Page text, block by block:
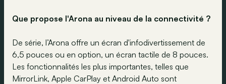
Que propose l'Arona au niveau de la connectivité ?
De série, l’Arona offre un écran d'infodivertissement de
6,5 pouces ou en option, un écran tactile de 8 pouces.
Les fonctionnalités les plus importantes, telles que
MirrorLink, Apple CarPlay et Android Auto sont